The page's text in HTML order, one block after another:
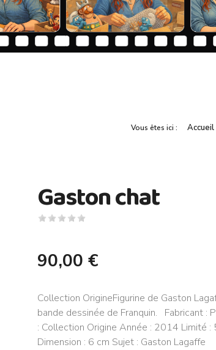
Vous êtes ici : Accueil
Gaston chat
90,00 €
Collection OrigineFigurine de Gaston
bande dessinée de Franquin. Fabricant :
: Collection Origine Année : 2014 Limité :
Dimension : 6 cm Sujet : Gaston Lagaffe